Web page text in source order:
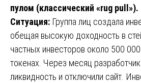
пулом (классический «rug pull»).
Ситуация: Группа лиц создала
обещая высокую доходность в
частных инвесторов около 500
токенах. Через месяц
ликвидность и отключили сайт.